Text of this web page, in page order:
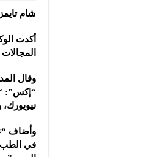
شام
أكدت
وقال
“إكس”:
وأضاف
في الطب